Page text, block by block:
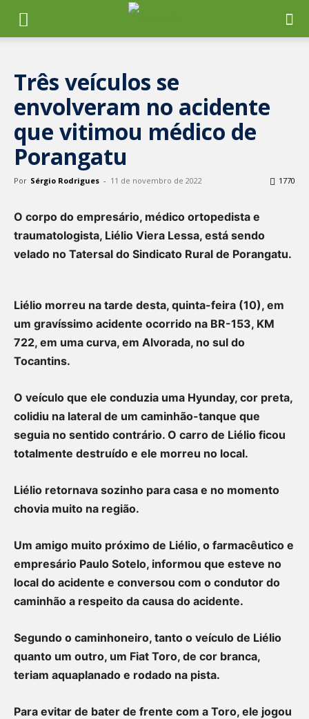
Três veículos se
envolveram no acidente
que vitimou médico de
Porangatu
Por Sérgio Rodrigues - 11 de novembro de 2022 1770
O corpo do empresário, médico ortopedista e
traumatologista, Liélio Viera Lessa, está sendo
velado no Tatersal do Sindicato Rural de Porangatu.
Liélio morreu na tarde desta, quinta-feira (10), em
um gravíssimo acidente ocorrido na BR-153, KM
722, em uma curva, em Alvorada, no sul do
Tocantins.
O veículo que ele conduzia uma Hyunday, cor preta,
colidiu na lateral de um caminhão-tanque que
seguia no sentido contrário. O carro de Liélio ficou
totalmente destruído e ele morreu no local.
Liélio retornava sozinho para casa e no momento
chovia muito na região.
Um amigo muito próximo de Liélio, o farmacêutico e
empresário Paulo Sotelo, informou que esteve no
local do acidente e conversou com o condutor do
caminhão a respeito da causa do acidente.
Segundo o caminhoneiro, tanto o veículo de Liélio
quanto um outro, um Fiat Toro, de cor branca,
teriam aquaplanado e rodado na pista.
Para evitar de bater de frente com a Toro, ele jogou